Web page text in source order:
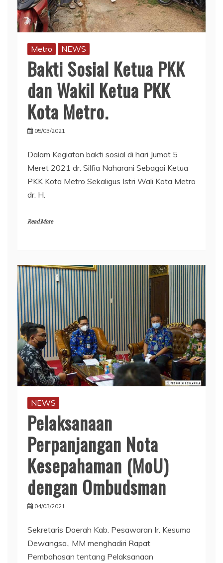
Metro NEWS
Bakti Sosial Ketua PKK
dan Wakil Ketua PKK
Kota Metro.
05/03/2021
Dalam Kegiatan bakti sosial di hari Jumat 5
Meret 2021 dr. Silfia Naharani Sebagai Ketua
PKK Kota Metro Sekaligus Istri Wali Kota Metro
dr. H.
Read More
NEWS
Pelaksanaan
Perpanjangan Nota
Kesepahaman (MoU)
dengan Ombudsman
04/03/2021
Sekretaris Daerah Kab. Pesawaran Ir. Kesuma
Dewangsa., MM menghadiri Rapat
Pembahasan tentang Pelaksanaan